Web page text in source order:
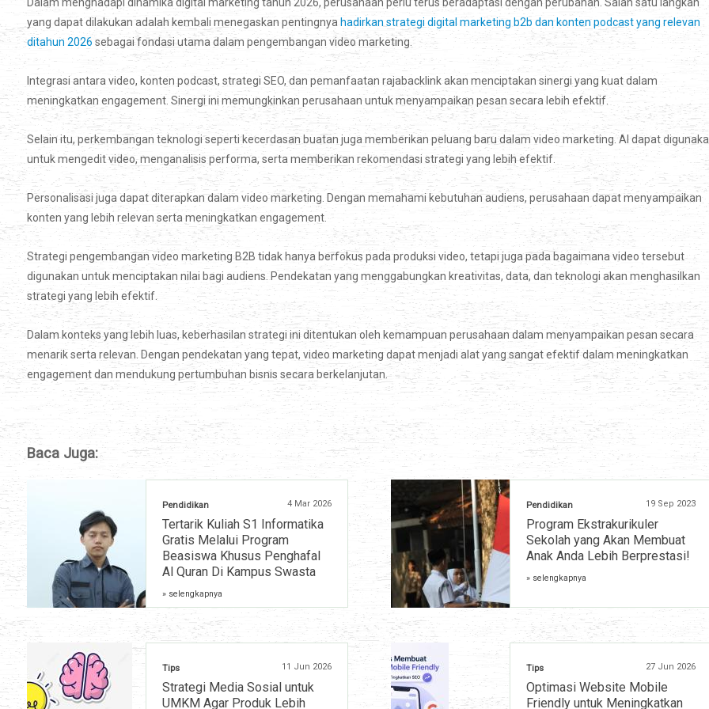
Dalam menghadapi dinamika digital marketing tahun 2026, perusahaan perlu terus beradaptasi dengan perubahan. Salah satu langkah
yang dapat dilakukan adalah kembali menegaskan pentingnya hadirkan strategi digital marketing b2b dan konten podcast yang relevan
ditahun 2026 sebagai fondasi utama dalam pengembangan video marketing.
Integrasi antara video, konten podcast, strategi SEO, dan pemanfaatan rajabacklink akan menciptakan sinergi yang kuat dalam
meningkatkan engagement. Sinergi ini memungkinkan perusahaan untuk menyampaikan pesan secara lebih efektif.
Selain itu, perkembangan teknologi seperti kecerdasan buatan juga memberikan peluang baru dalam video marketing. AI dapat
untuk mengedit video, menganalisis performa, serta memberikan rekomendasi strategi yang lebih efektif.
Personalisasi juga dapat diterapkan dalam video marketing. Dengan memahami kebutuhan audiens, perusahaan dapat menyampaikan
konten yang lebih relevan serta meningkatkan engagement.
Strategi pengembangan video marketing B2B tidak hanya berfokus pada produksi video, tetapi juga pada bagaimana video tersebut
digunakan untuk menciptakan nilai bagi audiens. Pendekatan yang menggabungkan kreativitas, data, dan teknologi akan menghasilkan
strategi yang lebih efektif.
Dalam konteks yang lebih luas, keberhasilan strategi ini ditentukan oleh kemampuan perusahaan dalam menyampaikan pesan secara
menarik serta relevan. Dengan pendekatan yang tepat, video marketing dapat menjadi alat yang sangat efektif dalam meningkatkan
engagement dan mendukung pertumbuhan bisnis secara berkelanjutan.
Baca Juga:
Pendidikan 4 Mar 2026
Tertarik Kuliah S1 Informatika
Gratis Melalui Program
Beasiswa Khusus Penghafal
Al Quran Di Kampus Swasta
» selengkapnya
Pendidikan 19 Sep 2023
Program Ekstrakurikuler
Sekolah yang Akan Membuat
Anak Anda Lebih Berprestasi!
» selengkapnya
Tips 11 Jun 2026
Strategi Media Sosial untuk
UMKM Agar Produk Lebih
Tips 27 Jun 2026
Optimasi Website Mobile
Friendly untuk Meningkatkan